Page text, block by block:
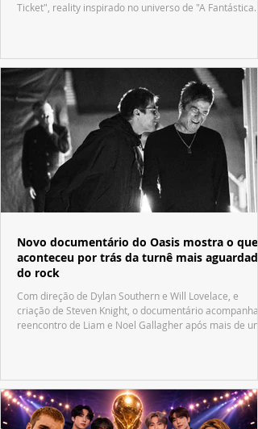
Ticket", reality inspirado no universo de "A Fantástica
Novo documentário do Oasis mostra o que
aconteceu por trás da turnê mais aguardada
do rock
Com direção de Dylan Southern e Will Lovelace, e
criação de Steven Knight, o documentário acompanha
reencontro de Liam e Noel Gallagher após mais de